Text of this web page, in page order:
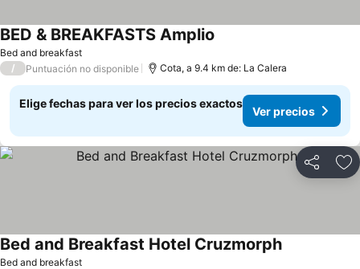
Bed and breakfast
BED & BREAKFASTS Amplio
/ Puntuación no disponible Cota, a 9.4 km de: La Calera
Elige fechas para ver los precios exactos
Ver precios
Compartir
Bed and breakfast
Bed and Breakfast Hotel CruzmorphVer precios